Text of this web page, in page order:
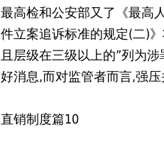
最高检和公安部又了《最高
件立案追诉标准的规定(二)
且层级在三级以上的”列为
好消息,而对监管者而言,强压
直销制度篇10